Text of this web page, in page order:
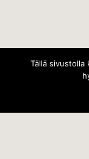
Tällä sivustolla